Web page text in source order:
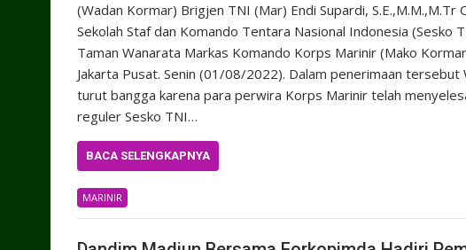
(Wadan Kormar) Brigjen TNI (Mar) Endi Supardi, S.E.,M.M.,M.Tr
Sekolah Staf dan Komando Tentara Nasional Indonesia (Sesko
Taman Wanarata Markas Komando Korps Marinir (Mako
Jakarta Pusat. Senin (01/08/2022). Dalam penerimaan
turut bangga karena para perwira Korps Marinir telah
reguler Sesko TNI…
BACA SELENGKAPNYA
MARINIR